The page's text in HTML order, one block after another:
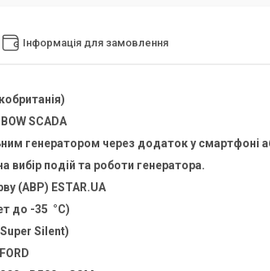
Інформація для замовлення
SCADA
генератором через додаток у смартфоні
подій та роботи генератора.
(АВР) ESTAR.UA
до -35 °C)
Silent)